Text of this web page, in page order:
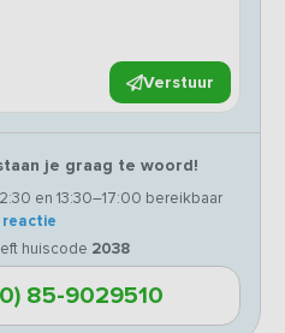
Verstuur
je graag te woord!
en 13:30–17:00 bereikbaar
reactie
huiscode 2038
85-9029510